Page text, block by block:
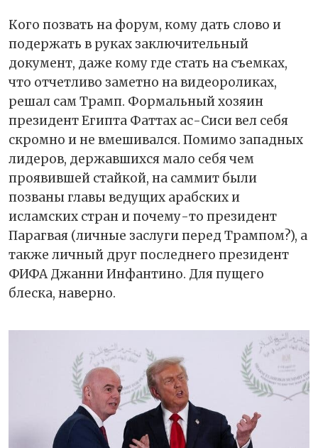
Кого позвать на форум, кому дать слово и
подержать в руках заключительный
документ, даже кому где стать на съемках,
что отчетливо заметно на видеороликах,
решал сам Трамп. Формальный хозяин
президент Египта Фаттах ас-Сиси вел себя
скромно и не вмешивался. Помимо западных
лидеров, державшихся мало себя чем
проявившей стайкой, на саммит были
позваны главы ведущих арабских и
исламских стран и почему-то президент
Парагвая (личные заслуги перед Трампом?), а
также личный друг последнего президент
ФИФА Джанни Инфантино. Для пущего
блеска, наверно.